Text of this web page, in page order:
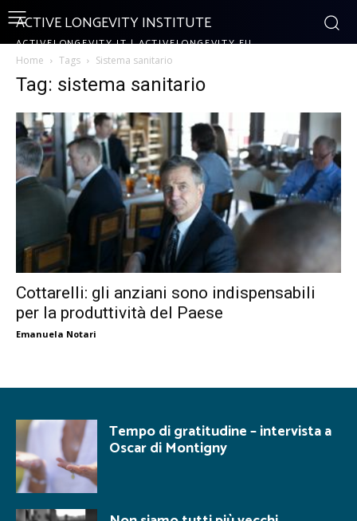
ACTIVE LONGEVITY INSTITUTE
ACTIVELONGEVITY.IT | ACTIVELONGEVITY.EU
Home Tags Sistema sanitario
Tag: sistema sanitario
Cottarelli: gli anziani sono indispensabili
per la produttività del Paese
Emanuela Notari
Tempo di gratitudine – intervista a
Oscar di Montigny